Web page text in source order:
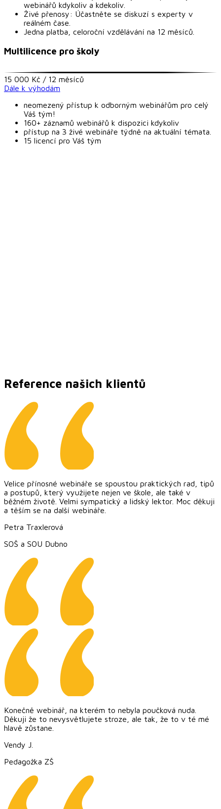
webinářů kdykoliv a kdekoliv.
Živé přenosy: Účastněte se diskuzí s experty v
reálném čase.
Jedna platba, celoroční vzdělávání na 12 měsíců.
Multilicence pro školy
15 000 Kč / 12 měsíců
Dále k výhodám
neomezený přístup k odborným webinářům pro celý
Váš tým!
160+ záznamů webinářů k dispozici kdykoliv
přístup na 3 živé webináře týdně na aktuální témata.
15 licencí pro Váš tým
Reference našich klientů
Velice přínosné webináře se spoustou praktických rad, tipů
a postupů, který využijete nejen ve škole, ale také v
běžném životě. Velmi sympatický a lidský lektor. Moc děkuji
a těším se na další webináře.
Petra Traxlerová
SOŠ a SOU Dubno
Konečně webinář, na kterém to nebyla poučková nuda.
Děkuji že to nevysvětlujete stroze, ale tak, že to v té mé
hlavě zůstane.
Vendy J.
Pedagožka ZŠ